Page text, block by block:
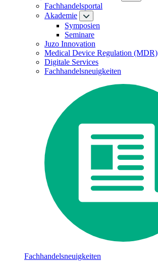
Fachhandelsportal
Akademie
Symposien
Seminare
Juzo Innovation
Medical Device Regulation (MDR)
Digitale Services
Fachhandelsneuigkeiten
Fachhandelsneuigkeiten